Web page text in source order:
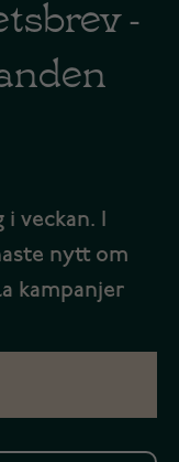
-
i veckan. I
nytt om
kampanjer